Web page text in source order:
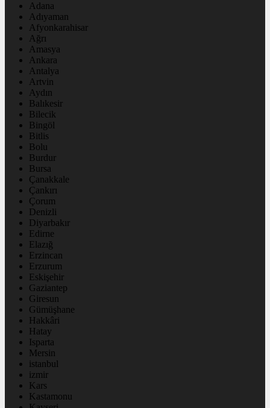
Adana
Adıyaman
Afyonkarahisar
Ağrı
Amasya
Ankara
Antalya
Artvin
Aydın
Balıkesir
Bilecik
Bingöl
Bitlis
Bolu
Burdur
Bursa
Çanakkale
Çankırı
Çorum
Denizli
Diyarbakır
Edirne
Elazığ
Erzincan
Erzurum
Eskişehir
Gaziantep
Giresun
Gümüşhane
Hakkâri
Hatay
Isparta
Mersin
istanbul
izmir
Kars
Kastamonu